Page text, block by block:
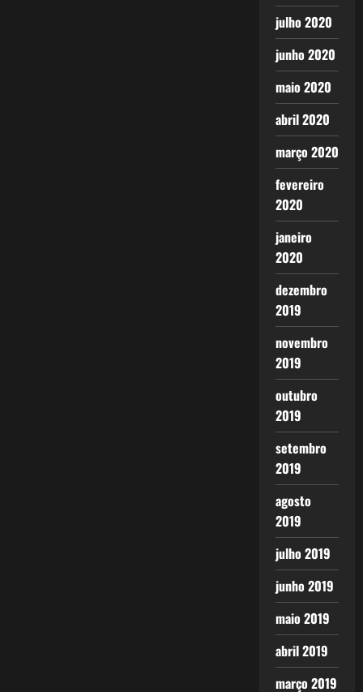
julho 2020
junho 2020
maio 2020
abril 2020
março 2020
fevereiro
2020
janeiro
2020
dezembro
2019
novembro
2019
outubro
2019
setembro
2019
agosto
2019
julho 2019
junho 2019
maio 2019
abril 2019
março 2019